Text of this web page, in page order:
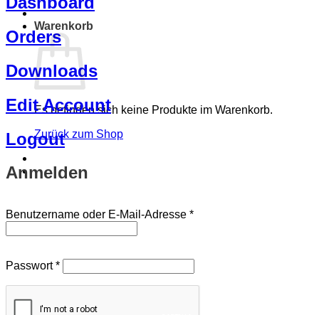
Warenkorb
Es befinden sich keine Produkte im Warenkorb.
Zurück zum Shop
Orders
Downloads
Edit Account
Logout
Anmelden
Benutzername oder E-Mail-Adresse *Erforderlich
Passwort*Erforderlich